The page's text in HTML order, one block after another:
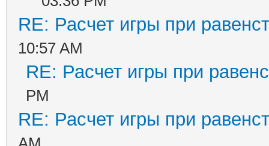
RE: Расчет игры при
10:57 AM
RE: Расчет игры при
PM
RE: Расчет игры при